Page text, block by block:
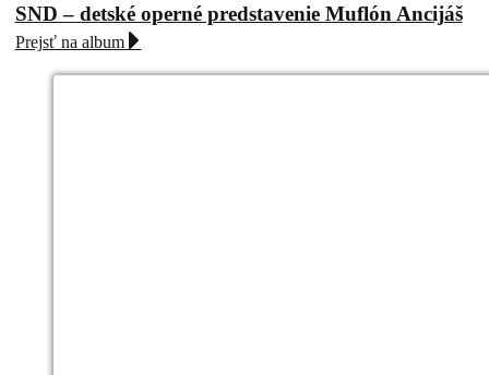
SND – detské operné predstavenie Muflón Ancijáš
Prejsť na album